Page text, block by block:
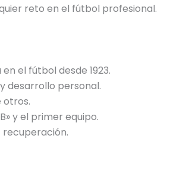
reto en el fútbol profesional.
el fútbol desde 1923.
desarrollo personal.
otros.
y el primer equipo.